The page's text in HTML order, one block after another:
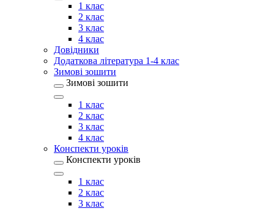
1 клас
2 клас
3 клас
4 клас
Довідники
Додаткова література 1-4 клас
Зимові зошити
Зимові зошити
1 клас
2 клас
3 клас
4 клас
Конспекти уроків
Конспекти уроків
1 клас
2 клас
3 клас